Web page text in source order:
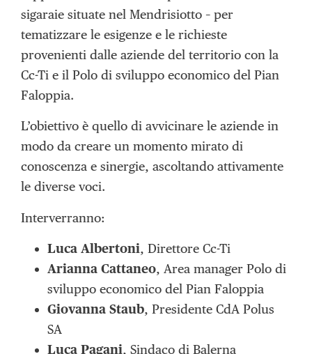
sigaraie situate nel Mendrisiotto – per
tematizzare le esigenze e le richieste
provenienti dalle aziende del territorio con la
Cc-Ti e il Polo di sviluppo economico del Pian
Faloppia.
L’obiettivo è quello di avvicinare le aziende in
modo da creare un momento mirato di
conoscenza e sinergie, ascoltando attivamente
le diverse voci.
Interverranno:
Luca Albertoni, Direttore Cc-Ti
Arianna Cattaneo, Area manager Polo di
sviluppo economico del Pian Faloppia
Giovanna Staub, Presidente CdA Polus
SA
Luca Pagani, Sindaco di Balerna